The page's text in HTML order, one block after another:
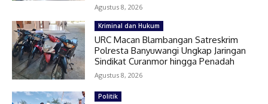
Agustus 8, 2026
Kriminal dan Hukum
URC Macan Blambangan Satreskrim
Polresta Banyuwangi Ungkap Jaringan
Sindikat Curanmor hingga Penadah
Agustus 8, 2026
Politik